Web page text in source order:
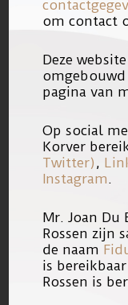
aan de
slachtoffers
bij de
LANZS
als de
zittende en
om de
verplaatsen
netvlies”
slachtoffers
rechten
om contact
Deze
pagina van
Op social
Korver
Twitter) ,
Instagram.
Mr. Joan Du
Rossen zijn
de naam
is
Rossen is